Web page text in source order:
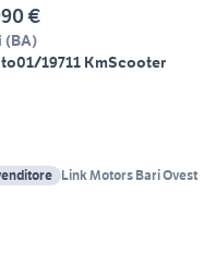
€
(BA)
01/19711 KmScooter
Link Motors Bari Ovest